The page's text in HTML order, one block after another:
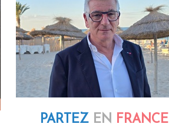
PARTEZ EN FRANCE